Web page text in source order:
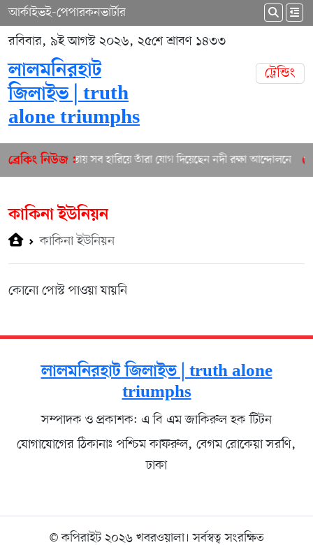
আর্কাইভই-পেপারকনভার্টার
রবিবার, ৯ই আগস্ট ২০২৬, ২৫শে শ্রাবণ ১৪৩৩
লালমনিরহাট
জিলাইভ | truth
alone triumphs
ট্রেন্ডিং
ব্রেকিং নিউজ :তিস্তায় সব হারিয়ে তাঁরা যোগ দিয়েছেন নদী রক্ষা আন্দোলনে
কাকিনা ইউনিয়ন
কাকিনা ইউনিয়ন
কোনো পোস্ট পাওয়া যায়নি
লালমনিরহাট জিলাইভ | truth alone
triumphs
সম্পাদক ও প্রকাশক: এ বি এম জাকিরুল হক টিটন
যোগাযোগের ঠিকানাঃ পশ্চিম কাফরুল, বেগম রোকেয়া সরণি,
ঢাকা
© কপিরাইট ২০২৬ খবরওয়ালা। সর্বস্বত্ব সংরক্ষিত